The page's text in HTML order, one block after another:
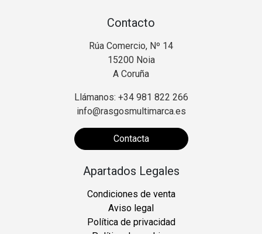
Contacto
Rúa Comercio, Nº 14
15200 Noia
A Coruña
Llámanos: +34 981 822 266
info@rasgosmultimarca.es
Contacta
Apartados Legales
Condiciones de venta
Aviso legal
Política de privacidad